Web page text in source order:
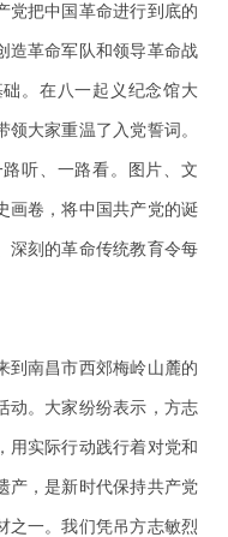
党把中国革命进行到底的
造革命军队和领导革命战
。在八一起义纪念馆大
大家重温了入党誓词。
听、一路看。图片、文
画卷，将中国共产党的诞
深刻的革命传统教育令每
到南昌市西郊梅岭山麓的
动。大家纷纷表示，方志
用实际行动践行着对党和
产，是新时代保持共产党
之一。我们凭吊方志敏烈